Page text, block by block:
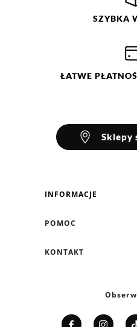
SZYBKA
ŁATWE
Sklepy
INFORMACJE
Klub Greenpoint
Współpraca
POMOC
KONTAKT
Telefon: 12 287 07
Pn. - pt.: 8:00 - 15:00